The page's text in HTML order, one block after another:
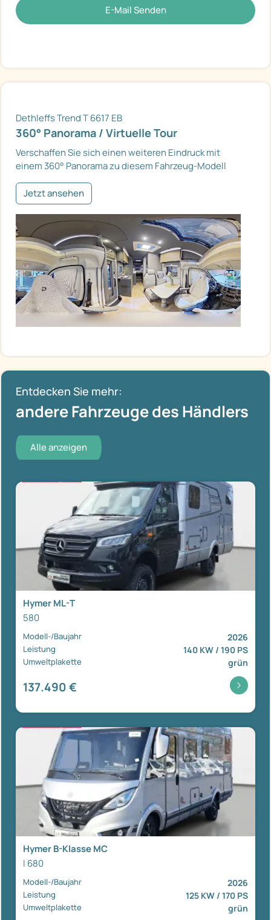
E-Mail Senden
Dethleffs Trend T 6617 EB
360° Panorama / Virtuelle Tour
Verschaffen Sie sich einen weiteren Eindruck mit
einem 360° Panorama zu diesem Fahrzeug-Modell
Jetzt ansehen
Entdecken Sie mehr:
andere Fahrzeuge des Händlers
Alle anzeigen
Hymer ML-T
580
Modell-/Baujahr 2026
Leistung 140 KW / 190 PS
Umweltplakette grün
137.490 €
Hymer B-Klasse MC
I 680
Modell-/Baujahr 2026
Leistung 125 KW / 170 PS
Umweltplakette grün